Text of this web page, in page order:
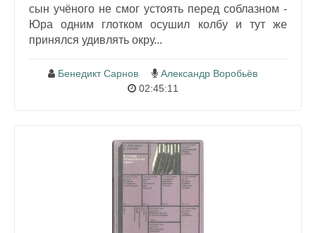
сын учёного не смог устоять перед соблазном -
Юра одним глотком осушил колбу и тут же
принялся удивлять окру...
Бенедикт Сарнов
Александр Воробьёв
02:45:11